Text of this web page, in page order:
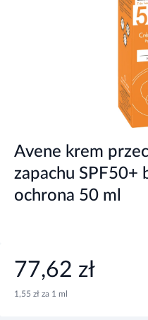
Avene krem
zapachu SPF50+
ochrona 50 ml
77,62 zł
1,55 zł za 1 ml